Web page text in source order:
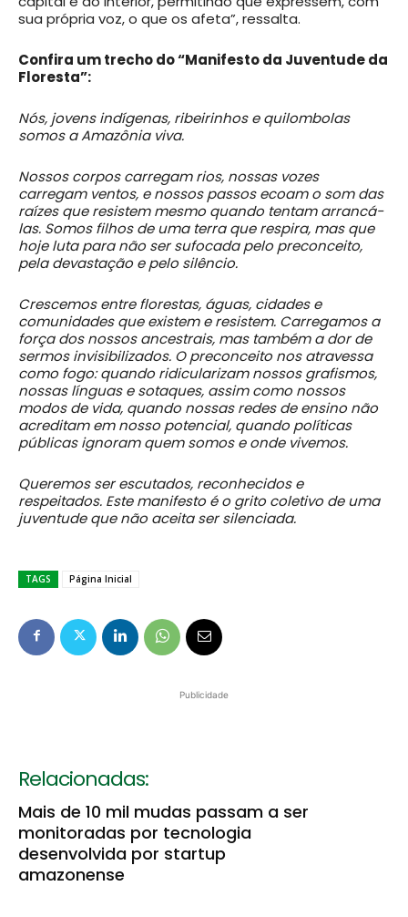
sua própria voz, o que os afeta”, ressalta.
Confira um trecho do “Manifesto da Juventude da
Floresta”:
Nós, jovens indígenas, ribeirinhos e quilombolas
somos a Amazônia viva.
Nossos corpos carregam rios, nossas vozes
carregam ventos, e nossos passos ecoam o som das
raízes que resistem mesmo quando tentam arrancá-
las. Somos filhos de uma terra que respira, mas que
hoje luta para não ser sufocada pelo preconceito,
pela devastação e pelo silêncio.
Crescemos entre florestas, águas, cidades e
comunidades que existem e resistem. Carregamos a
força dos nossos ancestrais, mas também a dor de
sermos invisibilizados. O preconceito nos atravessa
como fogo: quando ridicularizam nossos grafismos,
nossas línguas e sotaques, assim como nossos
modos de vida, quando nossas redes de ensino não
acreditam em nosso potencial, quando políticas
públicas ignoram quem somos e onde vivemos.
Queremos ser escutados, reconhecidos e
respeitados. Este manifesto é o grito coletivo de uma
juventude que não aceita ser silenciada.
TAGS Página Inicial
Publicidade
Relacionadas:
Mais de 10 mil mudas passam a ser
monitoradas por tecnologia
desenvolvida por startup
amazonense